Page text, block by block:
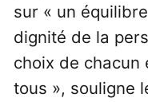
sur « un
dignité de la
choix de chacun
tous », souligne